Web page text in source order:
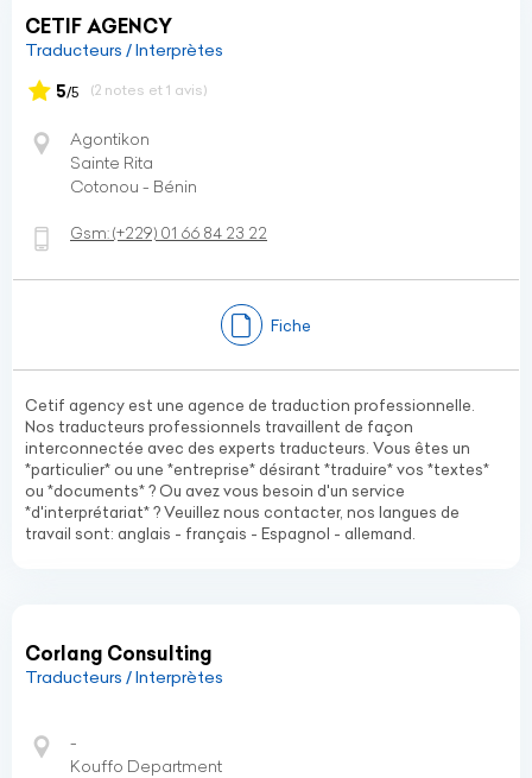
CETIF AGENCY
Traducteurs / Interprètes
5/5 (2 notes et 1 avis)
Agontikon
Sainte Rita
Cotonou - Bénin
Gsm:(+229) 01 66 84 23 22
Fiche
Cetif agency est une agence de traduction professionnelle.
Nos traducteurs professionnels travaillent de façon
interconnectée avec des experts traducteurs. Vous êtes un
*particulier* ou une *entreprise* désirant *traduire* vos *textes*
ou *documents* ? Ou avez vous besoin d'un service
*d'interprétariat* ? Veuillez nous contacter, nos langues de
travail sont: anglais - français - Espagnol - allemand.
Corlang Consulting
Traducteurs / Interprètes
-
Kouffo Department